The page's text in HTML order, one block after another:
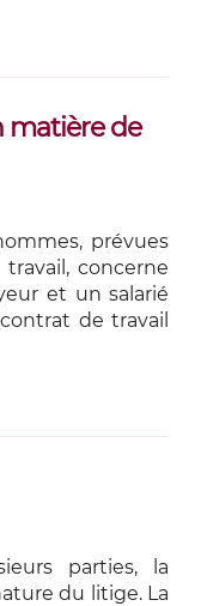
matière de
prévues
travail, concerne
et un salarié
de travail
parties, la
du litige. La